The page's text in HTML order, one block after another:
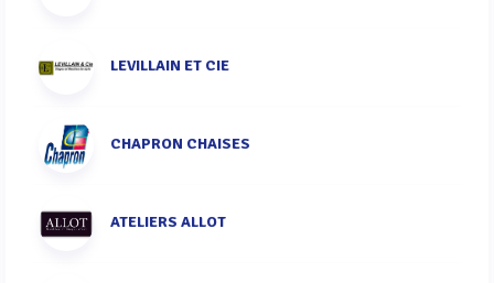
LEVILLAIN ET CIE
CHAPRON CHAISES
ATELIERS ALLOT